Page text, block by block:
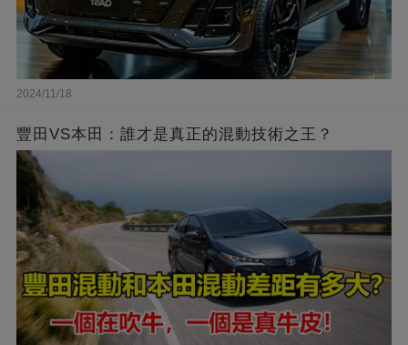
2024/11/18
豐田VS本田：誰才是真正的混動技術之王？